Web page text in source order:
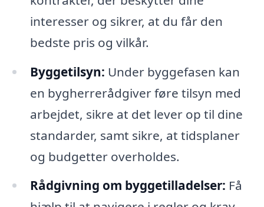
interesser og sikrer, at du får den
bedste pris og vilkår.
Byggetilsyn: Under byggefasen kan
en bygherrerådgiver føre tilsyn med
arbejdet, sikre at det lever op til dine
standarder, samt sikre, at tidsplaner
og budgetter overholdes.
Rådgivning om byggetilladelser: Få